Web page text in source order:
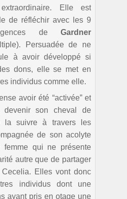
Elle est
de réfléchir avec les 9
de Gardner
Persuadée de ne
à avoir développé si
dons, elle se met en
individus comme elle.
avoir été “activée” et
devenir son cheval de
la suivre à travers les
de son acolyte
femme qui ne présente
autre que de partager
Elles vont donc
individus dont une
ayant pris en otage une